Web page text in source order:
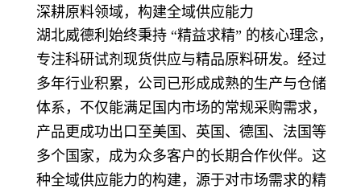
深耕原料领域，构建全域供应能力
湖北威德利始终秉持 “精益求精” 的核心理念，
专注科研试剂现货供应与精品原料研发。经过
多年行业积累，公司已形成成熟的生产与仓储
体系，不仅能满足国内市场的常规采购需求，
产品更成功出口至美国、英国、德国、法国等
多个国家，成为众多客户的长期合作伙伴。这
种全域供应能力的构建，源于对市场需求的精